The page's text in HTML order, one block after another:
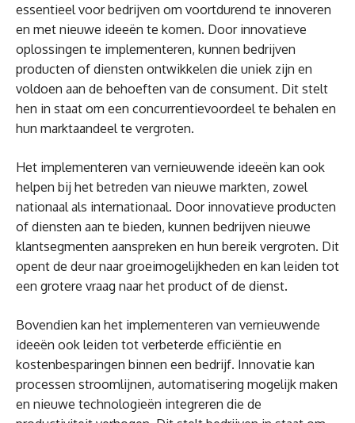
essentieel voor bedrijven om voortdurend te innoveren
en met nieuwe ideeën te komen. Door innovatieve
oplossingen te implementeren, kunnen bedrijven
producten of diensten ontwikkelen die uniek zijn en
voldoen aan de behoeften van de consument. Dit stelt
hen in staat om een concurrentievoordeel te behalen en
hun marktaandeel te vergroten.
Het implementeren van vernieuwende ideeën kan ook
helpen bij het betreden van nieuwe markten, zowel
nationaal als internationaal. Door innovatieve producten
of diensten aan te bieden, kunnen bedrijven nieuwe
klantsegmenten aanspreken en hun bereik vergroten. Dit
opent de deur naar groeimogelijkheden en kan leiden tot
een grotere vraag naar het product of de dienst.
Bovendien kan het implementeren van vernieuwende
ideeën ook leiden tot verbeterde efficiëntie en
kostenbesparingen binnen een bedrijf. Innovatie kan
processen stroomlijnen, automatisering mogelijk maken
en nieuwe technologieën integreren die de